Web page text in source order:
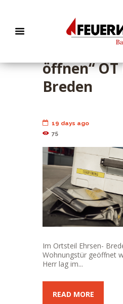
EB 458
öffnen“ OT
Breden
19 days ago
75
Im Ortsteil Ehrsen-
Wohnungstür geöffnet
Herr lag im...
READ MORE